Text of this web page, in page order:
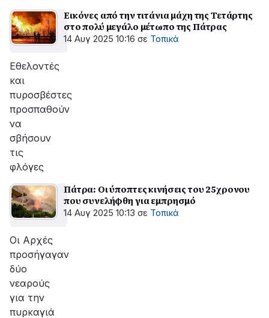
Εικόνες από την τιτάνια μάχη της Τετάρτης
στο πολύ μεγάλο μέτωπο της Πάτρας
14 Αυγ 2025 10:16 σε Τοπικά
Εθελοντές
και
πυροσβέστες
προσπαθούν
να
σβήσουν
τις
φλόγες
Πάτρα: Οι ύποπτες κινήσεις του 25χρονου
που συνελήφθη για εμπρησμό
14 Αυγ 2025 10:13 σε Τοπικά
Οι Αρχές
προσήγαγαν
δύο
νεαρούς
για την
πυρκαγιά